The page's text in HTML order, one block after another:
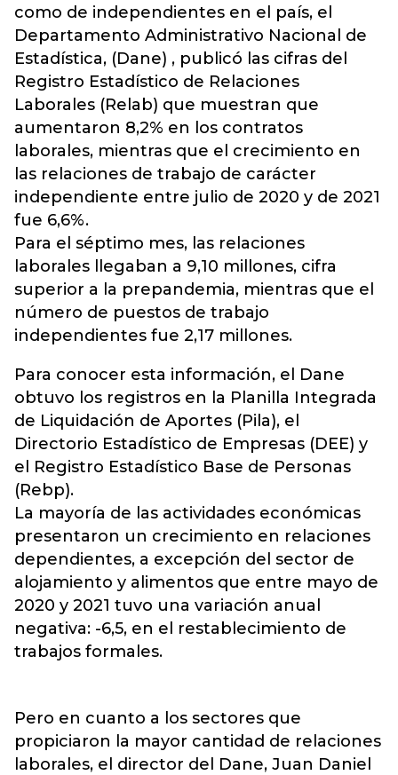
como de independientes en el país, el
Departamento Administrativo Nacional de
Estadística, (Dane) , publicó las cifras del
Registro Estadístico de Relaciones
Laborales (Relab) que muestran que
aumentaron 8,2% en los contratos
laborales, mientras que el crecimiento en
las relaciones de trabajo de carácter
independiente entre julio de 2020 y de 2021
fue 6,6%.
Para el séptimo mes, las relaciones
laborales llegaban a 9,10 millones, cifra
superior a la prepandemia, mientras que el
número de puestos de trabajo
independientes fue 2,17 millones.
Para conocer esta información, el Dane
obtuvo los registros en la Planilla Integrada
de Liquidación de Aportes (Pila), el
Directorio Estadístico de Empresas (DEE) y
el Registro Estadístico Base de Personas
(Rebp).
La mayoría de las actividades económicas
presentaron un crecimiento en relaciones
dependientes, a excepción del sector de
alojamiento y alimentos que entre mayo de
2020 y 2021 tuvo una variación anual
negativa: -6,5, en el restablecimiento de
trabajos formales.
Pero en cuanto a los sectores que
propiciaron la mayor cantidad de relaciones
laborales, el director del Dane, Juan Daniel